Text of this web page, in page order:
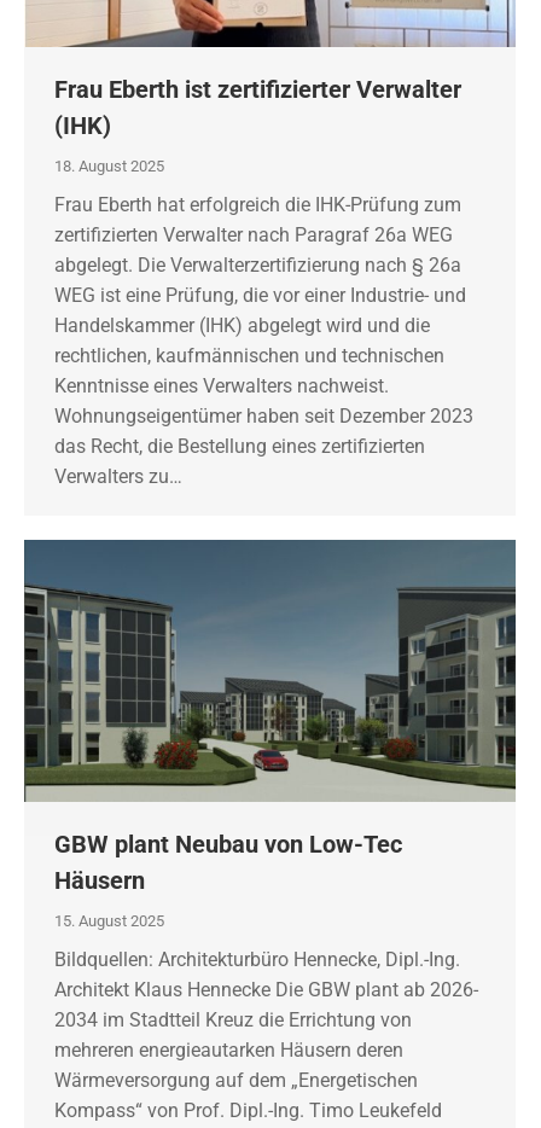
Frau Eberth ist zertifizierter Verwalter
(IHK)
18. August 2025
Frau Eberth hat erfolgreich die IHK-Prüfung zum
zertifizierten Verwalter nach Paragraf 26a WEG
abgelegt. Die Verwalterzertifizierung nach § 26a
WEG ist eine Prüfung, die vor einer Industrie- und
Handelskammer (IHK) abgelegt wird und die
rechtlichen, kaufmännischen und technischen
Kenntnisse eines Verwalters nachweist.
Wohnungseigentümer haben seit Dezember 2023
das Recht, die Bestellung eines zertifizierten
Verwalters zu…
GBW plant Neubau von Low-Tec
Häusern
15. August 2025
Bildquellen: Architekturbüro Hennecke, Dipl.-Ing.
Architekt Klaus Hennecke Die GBW plant ab 2026-
2034 im Stadtteil Kreuz die Errichtung von
mehreren energieautarken Häusern deren
Wärmeversorgung auf dem „Energetischen
Kompass“ von Prof. Dipl.-Ing. Timo Leukefeld